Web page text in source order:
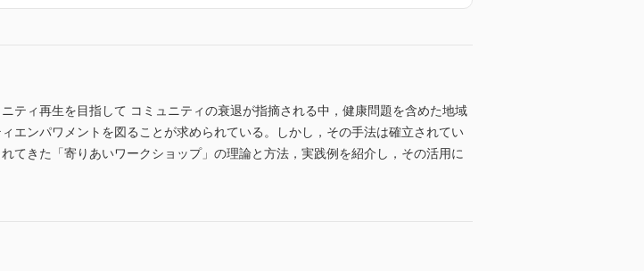
ィ再生を目指して コミュニティの衰退が指摘される中，健康問題を含めた地域
エンパワメントを図ることが求められている。しかし，その手法は確立されてい
てきた「寄りあいワークショップ」の理論と方法，実践例を紹介し，その活用に